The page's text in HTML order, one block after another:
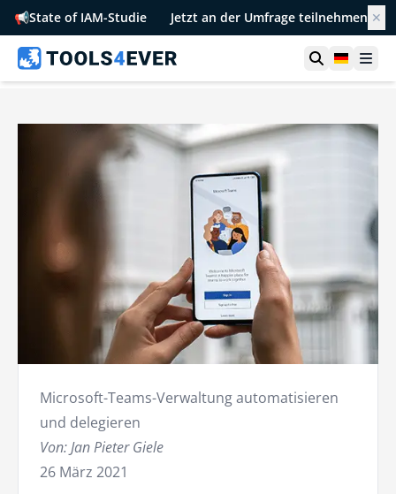
📢State of IAM-Studie Jetzt an der Umfrage teilnehmen ✕
Suche
Microsoft-Teams-Verwaltung automatisieren
und delegieren
Von: Jan Pieter Giele
26 März 2021